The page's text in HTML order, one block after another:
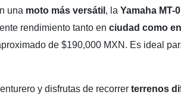
una moto más versátil , la Yamaha MT-
rendimiento tanto en ciudad como
de $190,000 MXN. Es ideal
y disfrutas de recorrer terrenos